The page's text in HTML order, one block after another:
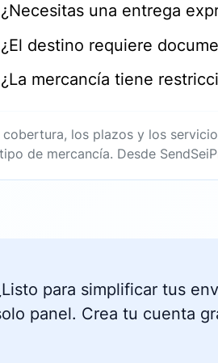
¿Necesitas una entrega
¿El destino requiere
¿La mercancía tiene
cobertura, los plazos y los
de mercancía. Desde
para simplificar tus
panel. Crea tu cuenta